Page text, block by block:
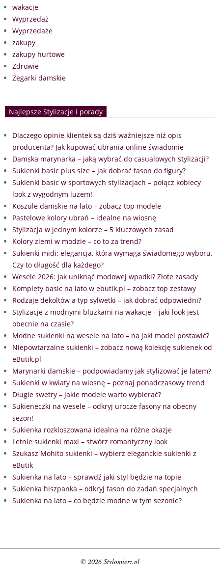
wakacje
Wyprzedaż
Wyprzedaże
zakupy
zakupy hurtowe
Zdrowie
Zegarki damskie
Najlepsze Stylizacje i porady
Dlaczego opinie klientek są dziś ważniejsze niż opis
producenta? Jak kupować ubrania online świadomie
Damska marynarka – jaką wybrać do casualowych stylizacji?
Sukienki basic plus size – jak dobrać fason do figury?
Sukienki basic w sportowych stylizacjach – połącz kobiecy
look z wygodnym luzem!
Koszule damskie na lato – zobacz top modele
Pastelowe kolory ubrań – idealne na wiosnę
Stylizacja w jednym kolorze – 5 kluczowych zasad
Kolory ziemi w modzie – co to za trend?
Sukienki midi: elegancja, która wymaga świadomego wyboru.
Czy to długość dla każdego?
Wesele 2026: Jak uniknąć modowej wpadki? Złote zasady
Komplety basic na lato w ebutik.pl – zobacz top zestawy
Rodzaje dekoltów a typ sylwetki – jak dobrać odpowiedni?
Stylizacje z modnymi bluzkami na wakacje – jaki look jest
obecnie na czasie?
Modne sukienki na wesele na lato – na jaki model postawić?
Niepowtarzalne sukienki – zobacz nową kolekcję sukienek od
eButik.pl
Marynarki damskie – podpowiadamy jak stylizować je latem?
Sukienki w kwiaty na wiosnę – poznaj ponadczasowy trend
Długie swetry – jakie modele warto wybierać?
Sukieneczki na wesele – odkryj urocze fasony na obecny
sezon!
Sukienka rozkloszowana idealna na różne okazje
Letnie sukienki maxi – stwórz romantyczny look
Szukasz Mohito sukienki – wybierz eleganckie sukienki z
eButik
Sukienka na lato – sprawdź jaki styl będzie na topie
Sukienka hiszpanka – odkryj fason do zadań specjalnych
Sukienka na lato – co będzie modne w tym sezonie?
© 2026 Stylomierz.pl